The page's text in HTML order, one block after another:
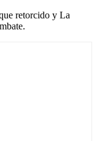
retorcido y La